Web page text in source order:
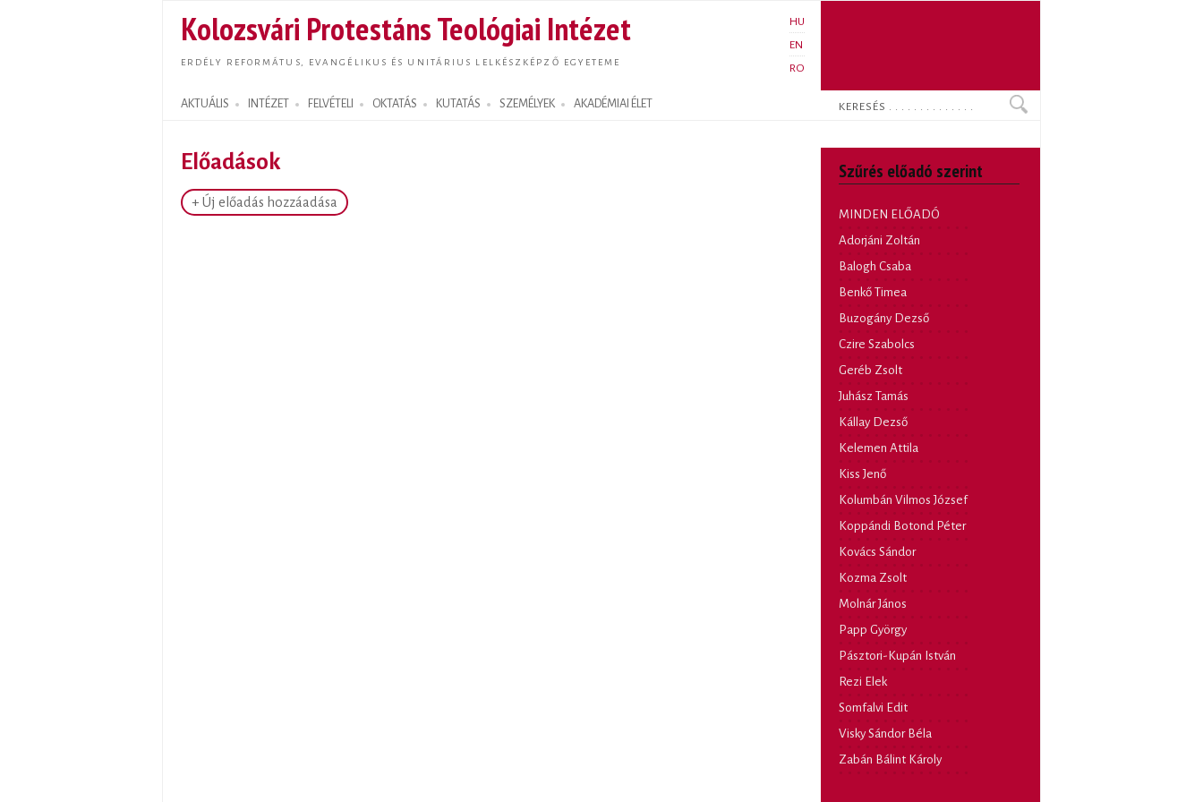
tartalomra
Kolozsvári Protestáns Teológiai Intézet
ERDÉLY REFORMÁTUS, EVANGÉLIKUS ÉS UNITÁRIUS LELKÉSZKÉPZŐ EGYETEME
HU
EN
RO
AKTUÁLIS INTÉZET FELVÉTELI OKTATÁS KUTATÁS SZEMÉLYEK AKADÉMIAI ÉLET
Search form
Keresés
Előadások
+ Új előadás hozzáadása
Szűrés előadó szerint
MINDEN ELŐADÓ
Adorjáni Zoltán
Balogh Csaba
Benkő Timea
Buzogány Dezső
Czire Szabolcs
Geréb Zsolt
Juhász Tamás
Kállay Dezső
Kelemen Attila
Kiss Jenő
Kolumbán Vilmos József
Koppándi Botond Péter
Kovács Sándor
Kozma Zsolt
Molnár János
Papp György
Pásztori-Kupán István
Rezi Elek
Somfalvi Edit
Visky Sándor Béla
Zabán Bálint Károly